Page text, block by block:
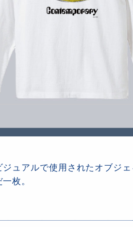
ジュアルで使用されたオブジ
枚。